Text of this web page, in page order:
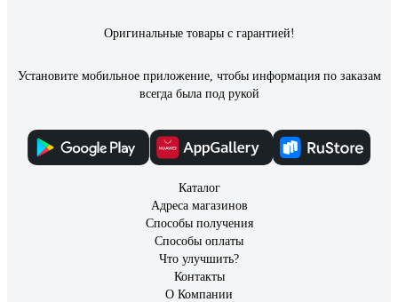
Оригинальные товары с гарантией!
Установите мобильное приложение, чтобы информация по заказам
всегда была под рукой
Каталог
Адреса магазинов
Способы получения
Способы оплаты
Что улучшить?
Контакты
О Компании